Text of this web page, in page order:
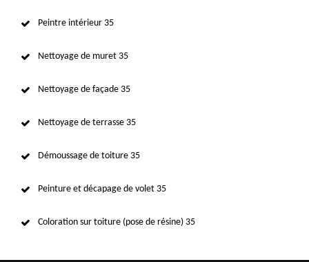
Peintre intérieur 35
Nettoyage de muret 35
Nettoyage de façade 35
Nettoyage de terrasse 35
Démoussage de toiture 35
Peinture et décapage de volet 35
Coloration sur toiture (pose de résine) 35